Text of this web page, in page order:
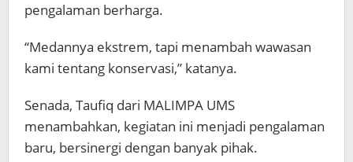
pengalaman berharga.
“Medannya ekstrem, tapi menambah wawasan
kami tentang konservasi,” katanya.
Senada, Taufiq dari MALIMPA UMS
menambahkan, kegiatan ini menjadi pengalaman
baru, bersinergi dengan banyak pihak.